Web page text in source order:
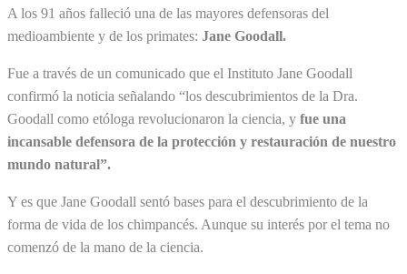
A los 91 años falleció una de las mayores defensoras del
medioambiente y de los primates: Jane Goodall.
Fue a través de un comunicado que el Instituto Jane Goodall
confirmó la noticia señalando “los descubrimientos de la Dra.
Goodall como etóloga revolucionaron la ciencia, y fue una
incansable defensora de la protección y restauración de nuestro
mundo natural”.
Y es que Jane Goodall sentó bases para el descubrimiento de la
forma de vida de los chimpancés. Aunque su interés por el tema no
comenzó de la mano de la ciencia.